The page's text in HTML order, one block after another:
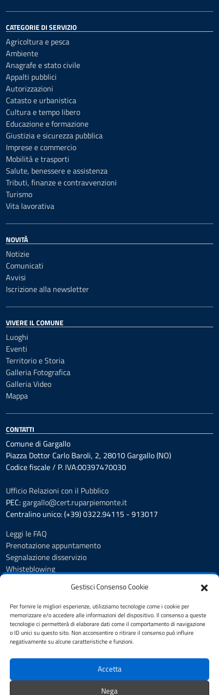
Gestisci Consenso Cookie
Per fornire le migliori esperienze, utilizziamo tecnologie come i cookie per
memorizzare e/o accedere alle informazioni del dispositivo. Il consenso a queste
tecnologie ci permetterà di elaborare dati come il comportamento di navigazione
o ID unici su questo sito. Non acconsentire o ritirare il consenso può influire
negativamente su alcune caratteristiche e funzioni.
Accetta
Nega
CATEGORIE DI SERVIZIO
Agricoltura e pesca
Ambiente
Anagrafe e stato civile
Appalti pubblici
Autorizzazioni
Catasto e urbanistica
Cultura e tempo libero
Educazione e formazione
Giustizia e sicurezza pubblica
Imprese e commercio
Mobilità e trasporti
Salute, benessere e assistenza
Tributi, finanze e contravvenzioni
Turismo
Vita lavorativa
NOVITÀ
Notizie
Comunicati
Avvisi
Iscrizione alla newsletter
VIVERE IL COMUNE
Luoghi
Eventi
Territorio e Storia
Galleria Fotografica
Galleria Video
Mappa
CONTATTI
Comune di Gargallo
Piazza Dottor Carlo Baroli, 2, 28010 Gargallo (NO)
Codice fiscale / P. IVA:00397470030
Ufficio Relazioni con il Pubblico
PEC: gargallo@cert.ruparpiemonte.it
Centralino unico: (+39) 0322.94115 - 913017
Leggi le FAQ
Prenotazione appuntamento
Segnalazione disservizio
Whisteblowing
Albo Pretorio
Informativa privacy
Note legali
Dichiarazione di accessibilità
SEGUICI SU